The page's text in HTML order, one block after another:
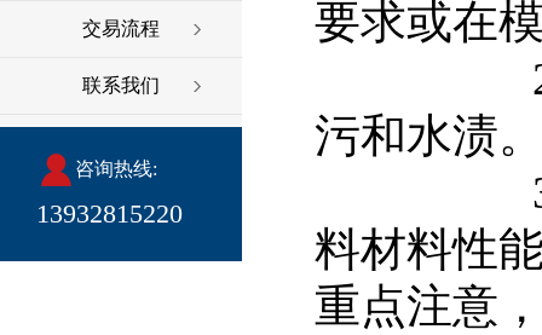
交易流程
联系我们
咨询热线:
13932815220
要求或在
2、模
污和水渍
3、为
料材料性
重点注